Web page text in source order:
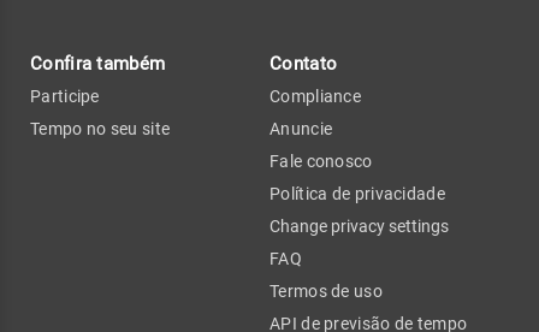
Confira também
Participe
Tempo no seu site
Contato
Compliance
Anuncie
Fale conosco
Política de privacidade
Change privacy settings
FAQ
Termos de uso
API de previsão de tempo